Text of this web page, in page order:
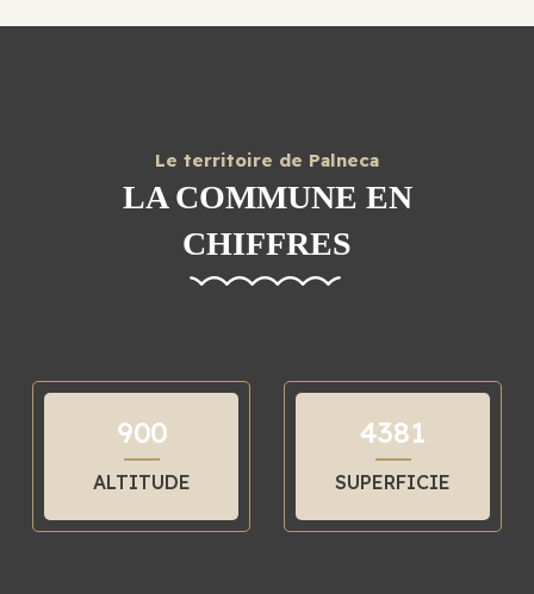
Le territoire de Palneca
LA COMMUNE EN
CHIFFRES
900
ALTITUDE
4381
SUPERFICIE